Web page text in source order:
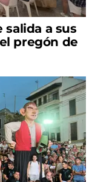
a sus
pregón de